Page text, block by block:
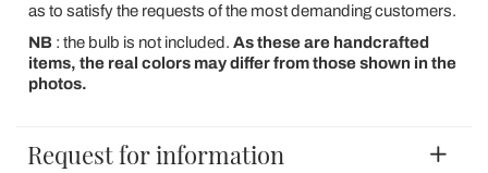
as to satisfy the requests of the most demanding customers.
NB: the bulb is not included. As these are handcrafted
items, the real colors may differ from those shown in the
photos.
Request for information